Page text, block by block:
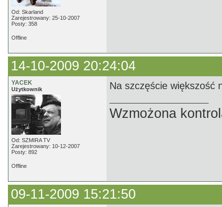
Od: Skarland
Zarejestrowany: 25-10-2007
Posty: 358
Offline
14-10-2009 20:24:04
YACEK
Użytkownik
Od: SZMIRA TV
Zarejestrowany: 10-12-2007
Posty: 892
Na szczęście większość
Wzmożona
Offline
09-11-2009 15:21:50